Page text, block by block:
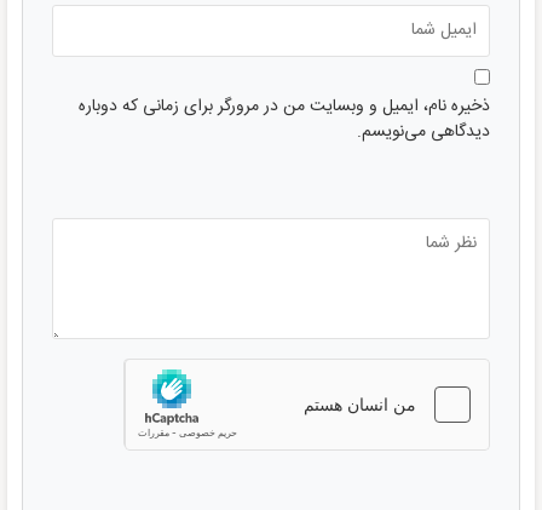
ذخیره نام، ایمیل و وبسایت من در مرورگر برای زمانی که دوباره
دیدگاهی می‌نویسم.